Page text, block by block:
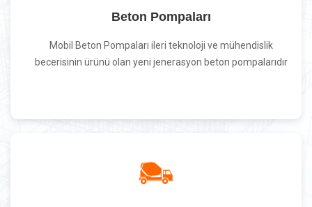
Beton Pompaları
Mobil Beton Pompaları ileri teknoloji ve mühendislik
becerisinin ürünü olan yeni jenerasyon beton pompalarıdır